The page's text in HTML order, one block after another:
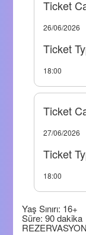
Ticket
26/06/2026
Ticket
18:00
Ticket
27/06/2026
Ticket
18:00
Yaş Sınırı: 16+
Süre: 90 dakika